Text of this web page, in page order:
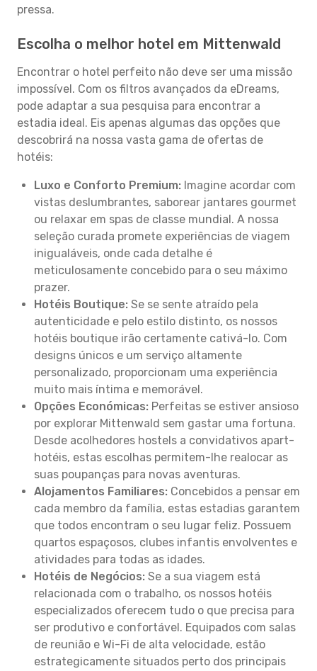
pressa.
Escolha o melhor hotel em Mittenwald
Encontrar o hotel perfeito não deve ser uma missão
impossível. Com os filtros avançados da eDreams,
pode adaptar a sua pesquisa para encontrar a
estadia ideal. Eis apenas algumas das opções que
descobrirá na nossa vasta gama de ofertas de
hotéis:
Luxo e Conforto Premium: Imagine acordar com
vistas deslumbrantes, saborear jantares gourmet
ou relaxar em spas de classe mundial. A nossa
seleção curada promete experiências de viagem
inigualáveis, onde cada detalhe é
meticulosamente concebido para o seu máximo
prazer.
Hotéis Boutique: Se se sente atraído pela
autenticidade e pelo estilo distinto, os nossos
hotéis boutique irão certamente cativá-lo. Com
designs únicos e um serviço altamente
personalizado, proporcionam uma experiência
muito mais íntima e memorável.
Opções Económicas: Perfeitas se estiver ansioso
por explorar Mittenwald sem gastar uma fortuna.
Desde acolhedores hostels a convidativos apart-
hotéis, estas escolhas permitem-lhe realocar as
suas poupanças para novas aventuras.
Alojamentos Familiares: Concebidos a pensar em
cada membro da família, estas estadias garantem
que todos encontram o seu lugar feliz. Possuem
quartos espaçosos, clubes infantis envolventes e
atividades para todas as idades.
Hotéis de Negócios: Se a sua viagem está
relacionada com o trabalho, os nossos hotéis
especializados oferecem tudo o que precisa para
ser produtivo e confortável. Equipados com salas
de reunião e Wi-Fi de alta velocidade, estão
estrategicamente situados perto dos principais